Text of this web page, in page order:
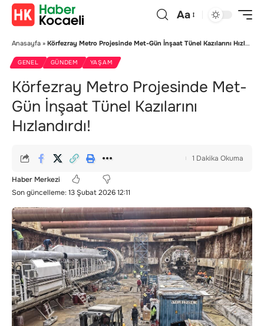
Aa
Anasayfa » Körfezray Metro Projesinde Met-Gün İnşaat Tünel Kazılarını Hızlandırdı!
GENEL GÜNDEM YAŞAM
Körfezray Metro Projesinde Met-
Gün İnşaat Tünel Kazılarını
Hızlandırdı!
Son güncelleme: 13 Şubat 2026 12:11
Haber Merkezi
1 Dakika Okuma